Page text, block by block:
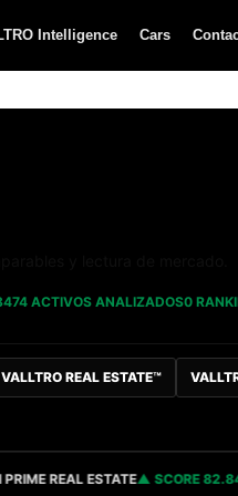
Intelligence Cars
474 ACTIVOS ANALIZADOS0
VALLTRO REAL ESTATE™
REAL ESTATE SCORE 82.84